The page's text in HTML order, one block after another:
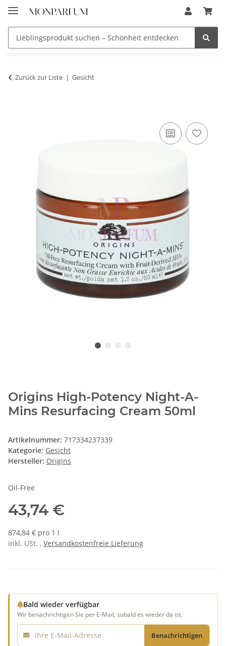
Zurück zur Liste Gesicht
Origins High-Potency Night-A-
Mins Resurfacing Cream 50ml
Artikelnummer: 717334237339
Kategorie: Gesicht
Hersteller: Origins
Oil-Free
43,74 €
874,84 € pro 1 l
inkl. USt. , Versandkostenfreie Lieferung
Bald wieder verfügbar
Wir benachrichtigen Sie per E-Mail, sobald es wieder da ist.
E-Mail
Benachrichtigen